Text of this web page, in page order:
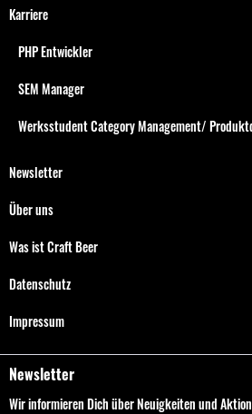
Karriere
PHP Entwickler
SEM Manager
Werksstudent Category Management/
Newsletter
Über uns
Was ist Craft Beer
Datenschutz
Impressum
Newsletter
Wir informieren Dich über Neuigkeiten und